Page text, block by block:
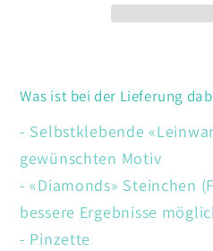
Was ist bei der Lieferung
- Selbstklebende
gewünschten Motiv
- «Diamonds» Steinchen
bessere Ergebnisse
- Pinzette